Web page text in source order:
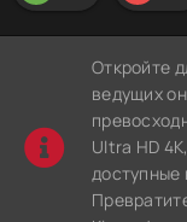
Откройте
ведущих
Ultra HD
доступные